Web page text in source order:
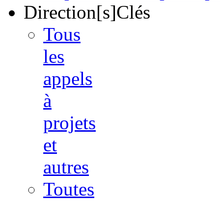
Direction[s]Clés
Tous
les
appels
à
projets
et
autres
Toutes